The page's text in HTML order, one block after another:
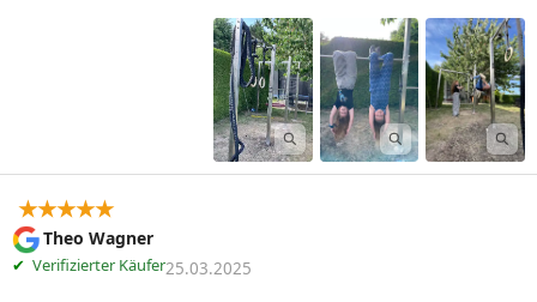
★★★★★
Theo Wagner
✔ Verifizierter Käufer25.03.2025